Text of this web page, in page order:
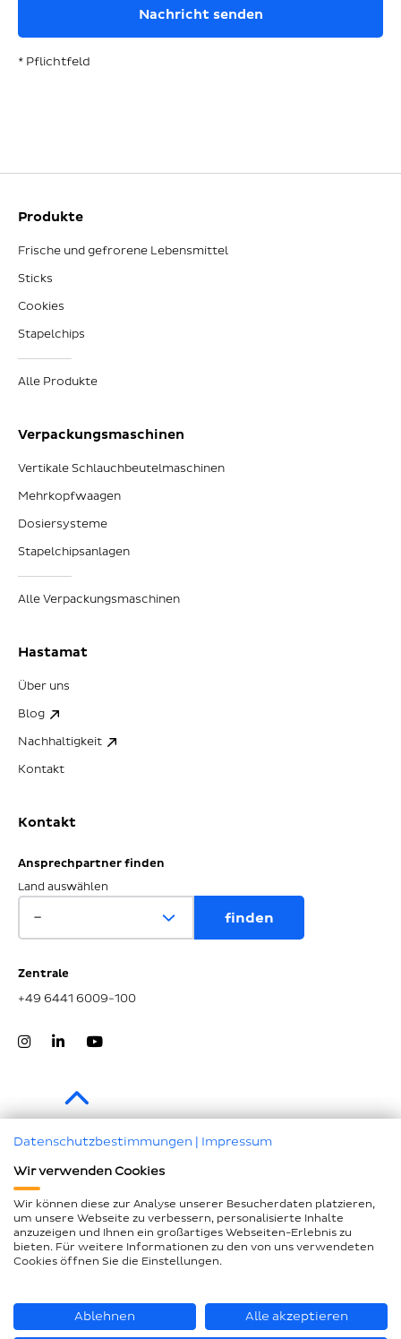
* Pflichtfeld
Produkte
Frische und gefrorene Lebensmittel
Sticks
Cookies
Stapelchips
Alle Produkte
Verpackungsmaschinen
Vertikale Schlauchbeutelmaschinen
Mehrkopfwaagen
Dosiersysteme
Stapelchipsanlagen
Alle Verpackungsmaschinen
Hastamat
Über uns
Blog
Nachhaltigkeit
Kontakt
Kontakt
Ansprechpartner finden
Land auswählen
Zentrale
+49 6441 6009-100
Impressum
Datenschutz
Compliance
AEB und LkSG
Seitenübersicht
Datenschutzbestimmungen | Impressum
Wir verwenden Cookies
Wir können diese zur Analyse unserer Besucherdaten platzieren,
um unsere Webseite zu verbessern, personalisierte Inhalte
anzuzeigen und Ihnen ein großartiges Webseiten-Erlebnis zu
bieten. Für weitere Informationen zu den von uns verwendeten
Cookies öffnen Sie die Einstellungen.
Ablehnen Alle akzeptieren